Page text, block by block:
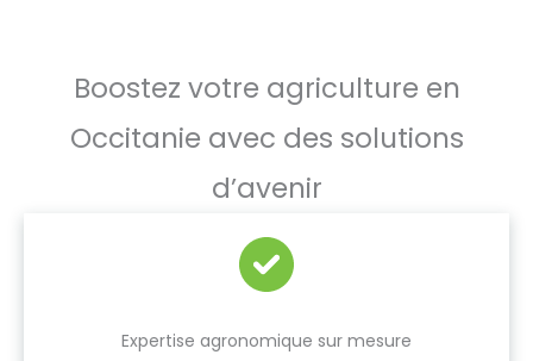
Boostez votre agriculture en
Occitanie avec des solutions
d’avenir
Expertise agronomique sur mesure